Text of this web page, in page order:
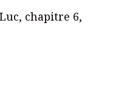
chapitre 6,